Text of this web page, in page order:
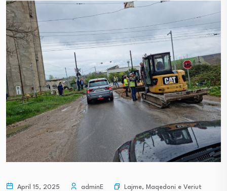
April 15, 2025 adminE Lajme, Maqedoni e Veriut